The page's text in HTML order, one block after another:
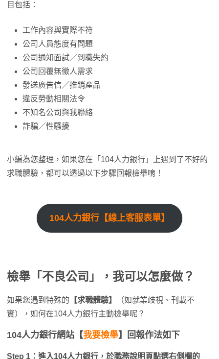
目包括：
工作內容與實際不符
公司人員態度有問題
公司通知面試／到職失約
公司回覆無徵人需求
發送廣告信／推銷產品
違反勞動相關法令
不知名公司與我聯絡
詐騙／性騷擾
小編為您整理，如果您在「104人力銀行」上遇到了不好的
求職體驗，都可以透過以下步驟回報檢舉唷！
104人力銀行【線上客服表單】
檢舉「不良公司」，我可以怎麼做？
如果您遇到特殊的 【求職體驗】
（如就業歧視、刊載不
實），如何在104人力銀行主動檢舉呢？
104人力銀行網站 【我要檢舉】 回報作法如下
Step 1：進入104人力銀行，於職務說明頁點選右側欄的